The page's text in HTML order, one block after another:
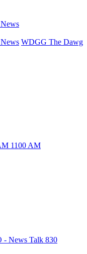
WDGG The Dawg
1100 AM
- News Talk 830